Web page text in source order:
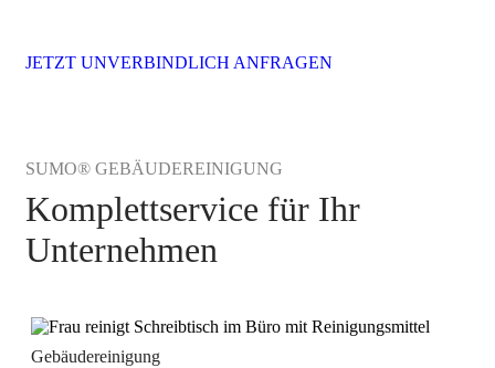
JETZT UNVERBINDLICH ANFRAGEN
SUMO® GEBÄUDEREINIGUNG
Komplettservice für Ihr
Unternehmen
Gebäudereinigung